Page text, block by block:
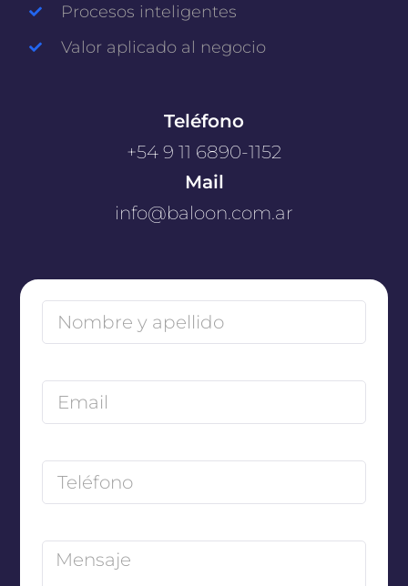
Procesos inteligentes
Valor aplicado al negocio
Teléfono
+54 9 11 6890-1152
Mail
info@baloon.com.ar